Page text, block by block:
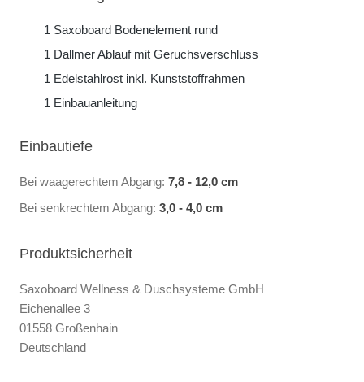
1 Saxoboard Bodenelement rund
1 Dallmer Ablauf mit Geruchsverschluss
1 Edelstahlrost inkl. Kunststoffrahmen
1 Einbauanleitung
Einbautiefe
Bei waagerechtem Abgang: 7,8 - 12,0 cm
Bei senkrechtem Abgang: 3,0 - 4,0 cm
Produktsicherheit
Saxoboard Wellness & Duschsysteme GmbH
Eichenallee 3
01558 Großenhain
Deutschland